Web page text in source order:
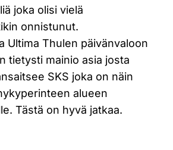
joka olisi vielä
onnistunut.
Ultima Thulen päivänvaloon
tietysti mainio asia josta
SKS joka on näin
alueen
Tästä on hyvä jatkaa.